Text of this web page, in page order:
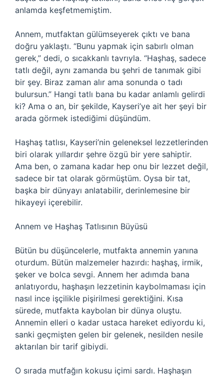
anlamda keşfetmemiştim.
Annem, mutfaktan gülümseyerek çıktı ve bana
doğru yaklaştı. “Bunu yapmak için sabırlı olman
gerek,” dedi, o sıcakkanlı tavrıyla. “Haşhaş, sadece
tatlı değil, aynı zamanda bu şehri de tanımak gibi
bir şey. Biraz zaman alır ama sonunda o tadı
bulursun.” Hangi tatlı bana bu kadar anlamlı gelirdi
ki? Ama o an, bir şekilde, Kayseri’ye ait her şeyi bir
arada görmek istediğimi düşündüm.
Haşhaş tatlısı, Kayseri’nin geleneksel lezzetlerinden
biri olarak yıllardır şehre özgü bir yere sahiptir.
Ama ben, o zamana kadar hep onu bir lezzet değil,
sadece bir tat olarak görmüştüm. Oysa bir tat,
başka bir dünyayı anlatabilir, derinlemesine bir
hikayeyi içerebilir.
Annem ve Haşhaş Tatlısının Büyüsü
Bütün bu düşüncelerle, mutfakta annemin yanına
oturdum. Bütün malzemeler hazırdı: haşhaş, irmik,
şeker ve bolca sevgi. Annem her adımda bana
anlatıyordu, haşhaşın lezzetinin kaybolmaması için
nasıl ince işçilikle pişirilmesi gerektiğini. Kısa
sürede, mutfakta kaybolan bir dünya oluştu.
Annemin elleri o kadar ustaca hareket ediyordu ki,
sanki geçmişten gelen bir gelenek, nesilden nesile
aktarılan bir tarif gibiydi.
O sırada mutfağın kokusu içimi sardı. Haşhaşın